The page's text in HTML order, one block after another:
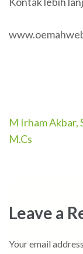
Post
navigation
M Irham Akbar,
M.Cs
Leave a
Your email